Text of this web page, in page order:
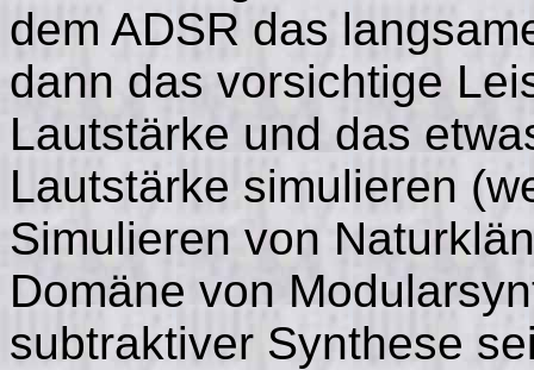
dem ADSR das
dann das vorsichtige
Lautstärke und das
Lautstärke simulieren
Simulieren von
Domäne von
subtraktiver Synthese